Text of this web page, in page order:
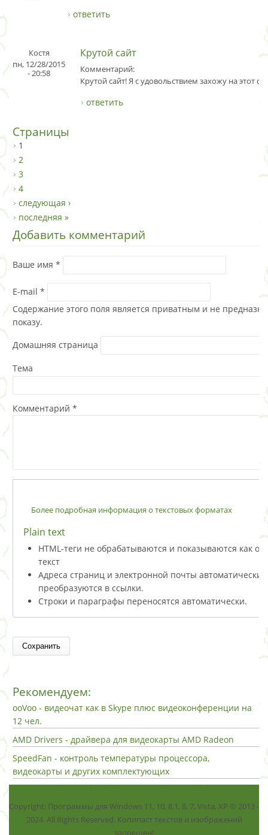
ответить
Костя
пн, 12/28/2015
- 20:58
Крутой сайт
Комментарий:
Крутой сайт! Я с удовольствием захожу на этот
ответить
Страницы
1
2
3
4
следующая ›
последняя »
Добавить комментарий
Ваше имя *
E-mail *
Содержание этого поля является приватным и не
показу.
Домашняя страница
Тема
Комментарий *
Более подробная информация о текстовых форматах
Plain text
HTML-теги не обрабатываются и показываются как
текст
Адреса страниц и электронной почты автоматически
преобразуются в ссылки.
Строки и параграфы переносятся автоматически.
Рекомендуем:
ooVoo - видеочат как в Skype плюс видеоконференции на
12 чел.
AMD Drivers - драйвера для видеокарты AMD Radeon
SpeedFan - контроль температуры процессора,
видеокарты и других комплектующих
Copyright: Программы для Windows 11, 10, 8.1, 8, 7, Vista, ХР © 2013 -
2024. All Rights Reserved. Копипаст текстов и изображений
запрещен!